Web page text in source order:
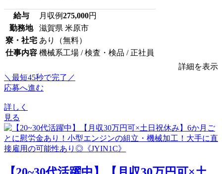
給与 月収例275,000円
勤務地
滋賀県 米原市
寮・社宅 あり（無料）
仕事内容 機械系工場 / 検査・検品 / 正社員
詳細を表示
＼最短45秒で完了／
応募へ進む
詳しく
見る